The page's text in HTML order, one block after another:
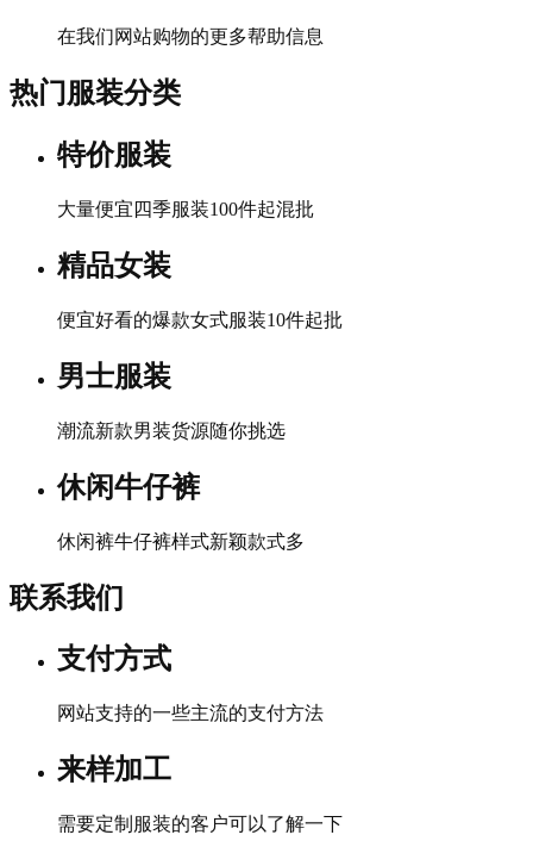
在我们网站购物的更多帮助信息
热门服装分类
特价服装
大量便宜四季服装100件起混批
精品女装
便宜好看的爆款女式服装10件起批
男士服装
潮流新款男装货源随你挑选
休闲牛仔裤
休闲裤牛仔裤样式新颖款式多
联系我们
支付方式
网站支持的一些主流的支付方法
来样加工
需要定制服装的客户可以了解一下